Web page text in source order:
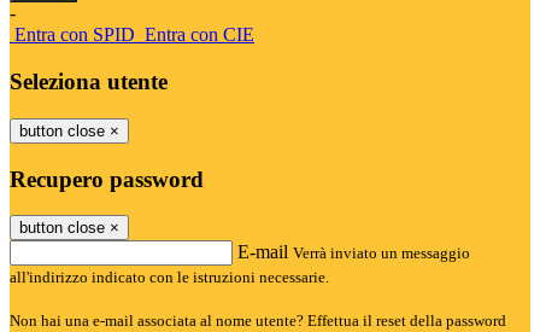
-
Entra con SPID Entra con CIE
Seleziona utente
button close ×
Recupero password
button close ×
E-mail Verrà inviato un messaggio
all'indirizzo indicato con le istruzioni necessarie.
Non hai una e-mail associata al nome utente? Effettua il reset della password